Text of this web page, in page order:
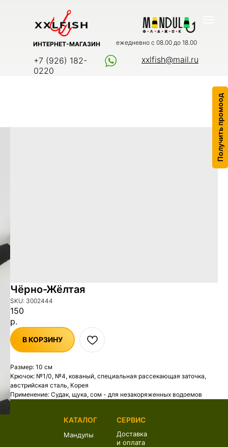
ежедневно с 08.00 до 18.00
xxlfish@mail.ru
+7 (926) 182-
0220
ИНТЕРНЕТ-МАГАЗИН
Получить промоод
Чёрно-Жёлтая
SKU: 3002444
150
р.
В КОРЗИНУ
Размер: 10 см
Крючок: №1/0, №4, кованый, специальная рассекающая заточка,
австрийская сталь, Корея
Применение: Судак, щука, сом - для незакоряженных водоемов
КАТАЛОГ СЕРВИС
Мандулы
Доставка
и оплата